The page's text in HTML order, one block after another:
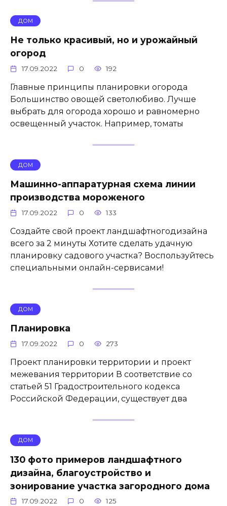
ДОМ
Не только красивый, но и урожайный
огород
17.09.2022 0 192
Главные принципы планировки огорода
Большинство овощей светолюбиво. Лучше
выбрать для огорода хорошо и равномерно
освещенный участок. Например, томаты
ДОМ
Машинно-аппаратурная схема линии
производства мороженого
17.09.2022 0 133
Создайте свой проект ландшафтногодизайна
всего за 2 минуты Хотите сделать удачную
планировку садового участка? Воспользуйтесь
специальными онлайн-сервисами!
ДОМ
Планировка
17.09.2022 0 273
Проект планировки территории и проект
межевания территории В соответствие со
статьей 51 Градостроительного кодекса
Российской Федерации, существует два
ДОМ
130 фото примеров ландшафтного
дизайна, благоустройство и
зонирование участка загородного дома
17.09.2022 0 125